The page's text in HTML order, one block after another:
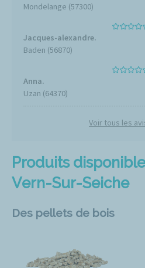
Produits
Vern-Sur-Seiche
Des pellets de bois
Mondelange (57300)
Jacques-alexandre.
Baden (56870)
Anna.
Uzan (64370)
Voir tous les